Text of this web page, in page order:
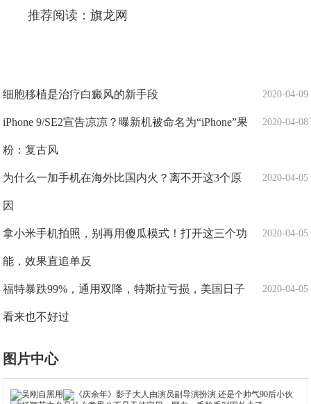
推荐阅读：旗龙网
2020-04-09
细胞移植是治疗白癜风的新手段
2020-04-08
iPhone 9/SE2宣告凉凉？曝新机被命名为“iPhone”果
粉：复古风
2020-04-05
为什么一加手机在海外比国内火？离不开这3个原
因
2020-04-05
拿小米手机拍照，别再用傻瓜模式！打开这三个功
能，效果直追单反
2020-04-05
福特暴跌99%，通用双降，特斯拉亏损，美国日子
看来也不好过
图片中心